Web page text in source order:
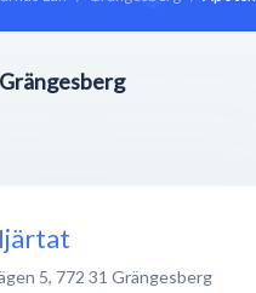
Grängesberg
5, 772 31 Grängesberg